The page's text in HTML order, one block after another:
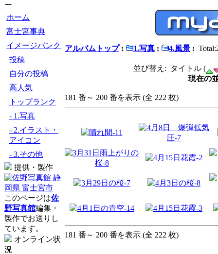
ー
ホーム
富士宮事典
イメージバンク
投稿
自分の投稿
高人気
トップランク
- 1.写真
- 2.イラスト・
アイコン
- 3.その他
提供・製作
このページは佐
野写真館編集・
製作でお送りし
ています。
オンライン状
況
アルバムトップ: 1.写真 : 4.風景 :
並び替え: タイトル (
現在の
181 番～ 200 番を表示 (全 222 枚)
181 番～ 200 番を表示 (全 222 枚)